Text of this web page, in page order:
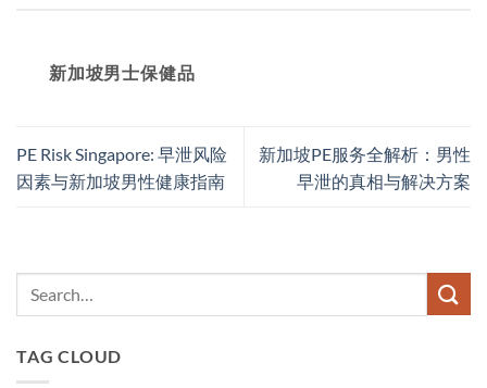
新加坡男士保健品
PE Risk Singapore: 早泄风险
因素与新加坡男性健康指南
新加坡PE服务全解析：男性
早泄的真相与解决方案
TAG CLOUD